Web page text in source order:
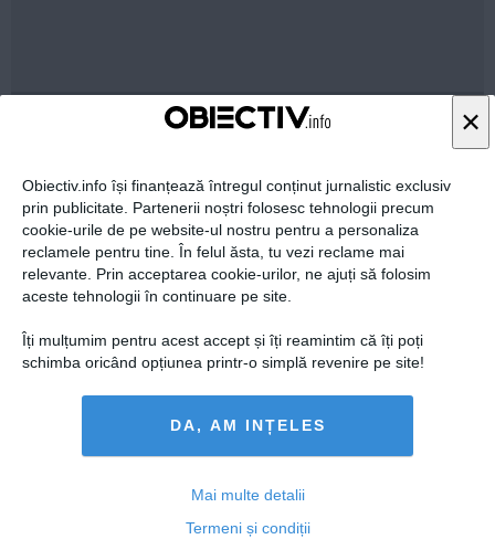
×
Obiectiv.info își finanțează întregul conținut jurnalistic exclusiv
prin publicitate. Partenerii noștri folosesc tehnologii precum
cookie-urile de pe website-ul nostru pentru a personaliza
reclamele pentru tine. În felul ăsta, tu vezi reclame mai
relevante. Prin acceptarea cookie-urilor, ne ajuți să folosim
aceste tehnologii în continuare pe site.
Îți mulțumim pentru acest accept și îți reamintim că îți poți
schimba oricând opțiunea printr-o simplă revenire pe site!
DA, AM INȚELES
Mai multe detalii
Termeni și condiții